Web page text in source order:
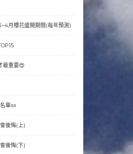
月櫻花盛開期間(每年預測)
最重要😍
單📜
後悔(上)
後悔(下)